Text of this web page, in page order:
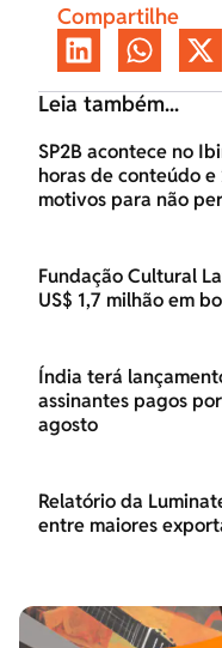
Compartilhe
Leia também...
SP2B acontece no
horas de conteúdo
motivos para não
Fundação Cultural
US$ 1,7 milhão em
Índia terá
assinantes pagos
agosto
Relatório da
entre maiores